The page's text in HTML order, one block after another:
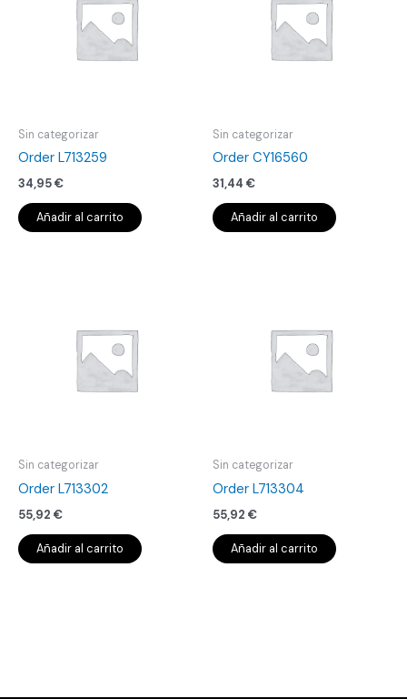
Sin categorizar
Order L713259
34,95€
Añadir al carrito
Sin categorizar
Order CY16560
31,44 €
Añadir al carrito
Sin categorizar
Order L713302
55,92 €
Añadir al carrito
Sin categorizar
Order L713304
55,92 €
Añadir al carrito